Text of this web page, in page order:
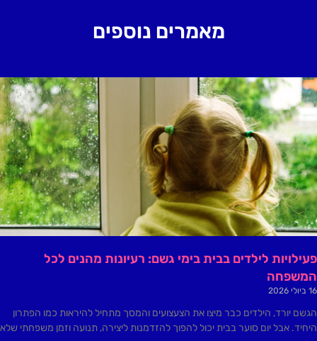
מאמרים נוספים
פעילויות לילדים בבית בימי גשם: רעיונות מהנים לכל
המשפחה
16 ביולי 2026
הגשם יורד, הילדים כבר מיצו את הצעצועים והמסך מתחיל להיראות כמו הפתרון
היחיד. אבל יום סוער בבית יכול להפוך להזדמנות ליצירה, תנועה וזמן משפחתי שלא